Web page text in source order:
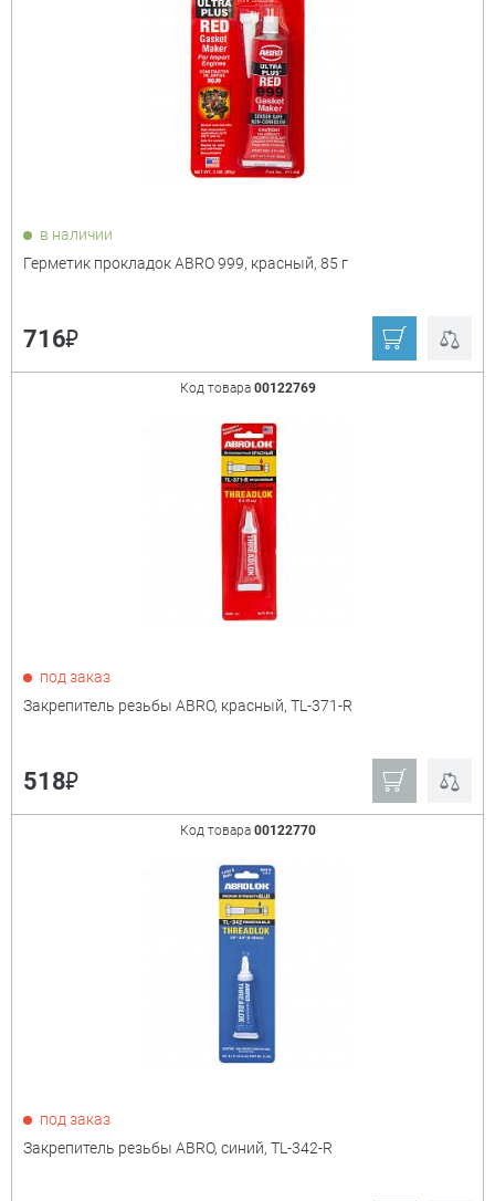
Возможность окрашивания
в наличии
Герметик прокладок ABRO 999, красный, 85 г
716₽
Код товара 00122769
под заказ
Закрепитель резьбы ABRO, красный, TL-371-R
518₽
Код товара 00122770
под заказ
Закрепитель резьбы ABRO, синий, TL-342-R